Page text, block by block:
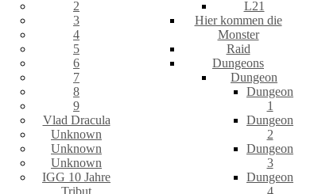
2
3
4
5
6
7
8
9
Vlad Dracula
Unknown
Unknown
Unknown
IGG 10 Jahre
L21
Hier kommen die
Monster
Raid
Dungeons
Dungeon
Dungeon
1
Dungeon
2
Dungeon
3
Dungeon